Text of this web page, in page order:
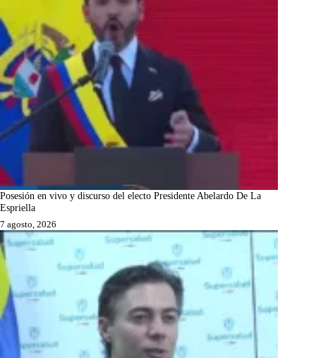
Posesión en vivo y discurso del electo Presidente Abelardo De La
Espriella
7 agosto, 2026